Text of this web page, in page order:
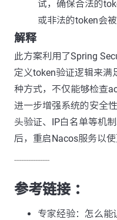
试，确保合法的
或非法的token会被
解释
此方案利用了Spring
定义token验证逻辑来满
种方式，不仅能够检查
进一步增强系统的安全
头验证、IP白名单等机
后，重启Nacos服务以使
---------------
参考链接 ：
专家经验：怎么能